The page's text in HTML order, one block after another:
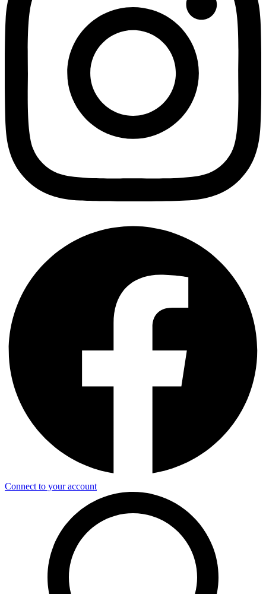
Connect to your account